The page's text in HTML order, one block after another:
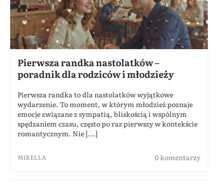
Pierwsza randka nastolatków –
poradnik dla rodziców i młodzieży
Pierwsza randka to dla nastolatków wyjątkowe
wydarzenie. To moment, w którym młodzież poznaje
emocje związane z sympatią, bliskością i wspólnym
spędzaniem czasu, często po raz pierwszy w kontekście
romantycznym. Nie [...]
MIRELLA 0 komentarzy